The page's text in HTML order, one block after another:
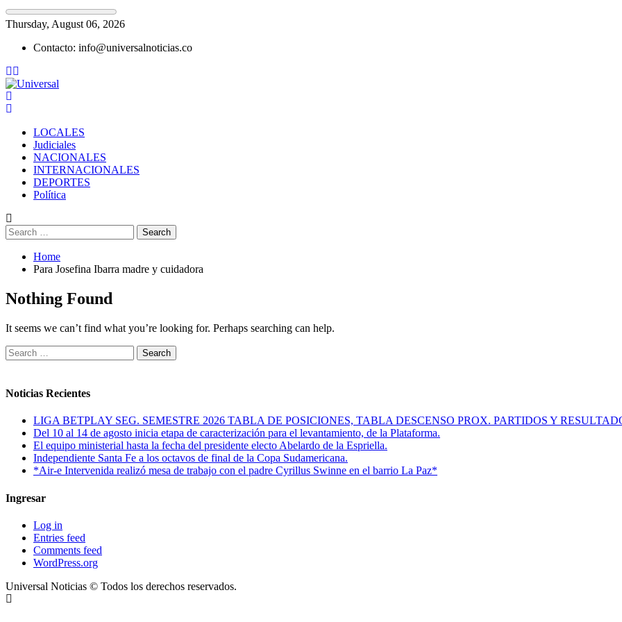
Skip
content
Thursday, August 06, 2026
Contacto: info@universalnoticias.co
LOCALES
Judiciales
NACIONALES
INTERNACIONALES
DEPORTES
Política
Search
for:
Home
Para Josefina Ibarra madre y cuidadora
Nothing Found
It seems we can’t find what you’re looking for. Perhaps searching can help.
Search
for:
Noticias Recientes
LIGA BETPLAY SEG. SEMESTRE 2026 TABLA DE POSICIONES, TABLA DESCENSO PROX. PARTIDOS Y
Del 10 al 14 de agosto inicia etapa de caracterización para el levantamiento, de la Plataforma.
El equipo ministerial hasta la fecha del presidente electo Abelardo de la Espriella.
Independiente Santa Fe a los octavos de final de la Copa Sudamericana.
*Air-e Intervenida realizó mesa de trabajo con el padre Cyrillus Swinne en el barrio La Paz*
Ingresar
Log in
Entries feed
Comments feed
WordPress.org
Universal Noticias © Todos los derechos reservados.